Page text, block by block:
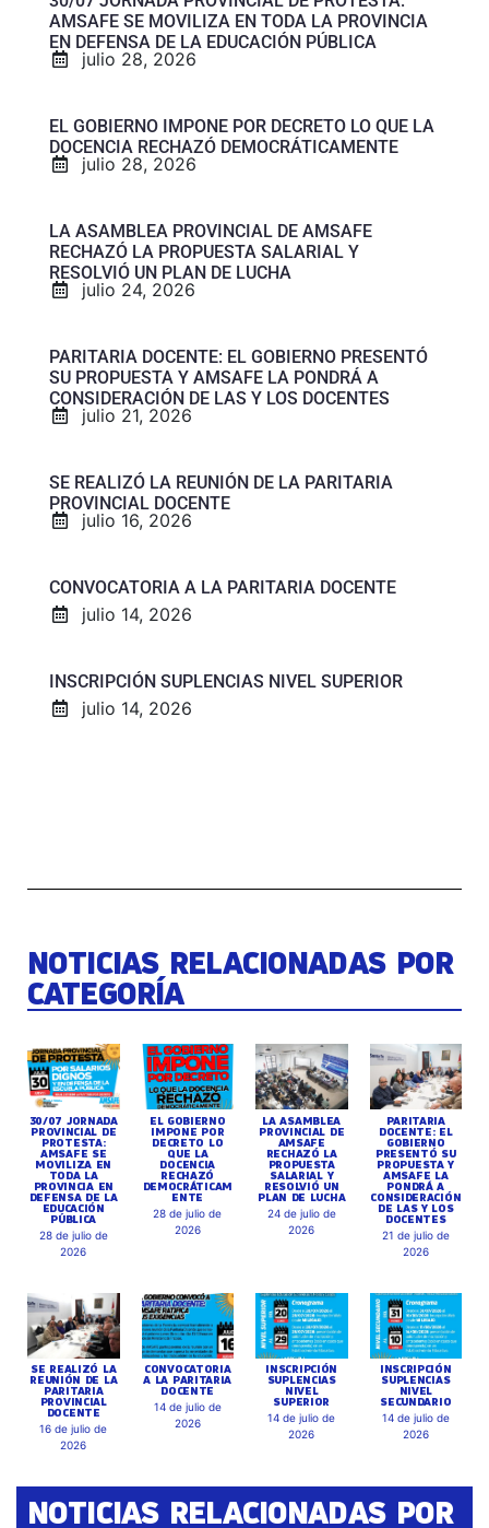
AMSAFE SE MOVILIZA EN TODA LA PROVINCIA
EN DEFENSA DE LA EDUCACIÓN PÚBLICA
julio 28, 2026
EL GOBIERNO IMPONE POR DECRETO LO QUE LA
DOCENCIA RECHAZÓ DEMOCRÁTICAMENTE
julio 28, 2026
LA ASAMBLEA PROVINCIAL DE AMSAFE
RECHAZÓ LA PROPUESTA SALARIAL Y
RESOLVIÓ UN PLAN DE LUCHA
julio 24, 2026
PARITARIA DOCENTE: EL GOBIERNO PRESENTÓ
SU PROPUESTA Y AMSAFE LA PONDRÁ A
CONSIDERACIÓN DE LAS Y LOS DOCENTES
julio 21, 2026
SE REALIZÓ LA REUNIÓN DE LA PARITARIA
PROVINCIAL DOCENTE
julio 16, 2026
CONVOCATORIA A LA PARITARIA DOCENTE
julio 14, 2026
INSCRIPCIÓN SUPLENCIAS NIVEL SUPERIOR
julio 14, 2026
NOTICIAS RELACIONADAS POR
CATEGORÍA
30/07 JORNADA
PROVINCIAL DE
PROTESTA:
AMSAFE SE
MOVILIZA EN
TODA LA
PROVINCIA EN
DEFENSA DE LA
EDUCACIÓN
PÚBLICA
28 de julio de
2026
EL GOBIERNO
IMPONE POR
DECRETO LO
QUE LA
DOCENCIA
RECHAZÓ
DEMOCRÁTICAM
ENTE
28 de julio de
2026
LA ASAMBLEA
PROVINCIAL DE
AMSAFE
RECHAZÓ LA
PROPUESTA
SALARIAL Y
RESOLVIÓ UN
PLAN DE LUCHA
24 de julio de
2026
PARITARIA
DOCENTE: EL
GOBIERNO
PRESENTÓ SU
PROPUESTA Y
AMSAFE LA
PONDRÁ A
CONSIDERACIÓN
DE LAS Y LOS
DOCENTES
21 de julio de
2026
SE REALIZÓ LA
REUNIÓN DE LA
PARITARIA
PROVINCIAL
DOCENTE
16 de julio de
2026
CONVOCATORIA
A LA PARITARIA
DOCENTE
14 de julio de
2026
INSCRIPCIÓN
SUPLENCIAS
NIVEL
SUPERIOR
14 de julio de
2026
INSCRIPCIÓN
SUPLENCIAS
NIVEL
SECUNDARIO
14 de julio de
2026
NOTICIAS RELACIONADAS POR